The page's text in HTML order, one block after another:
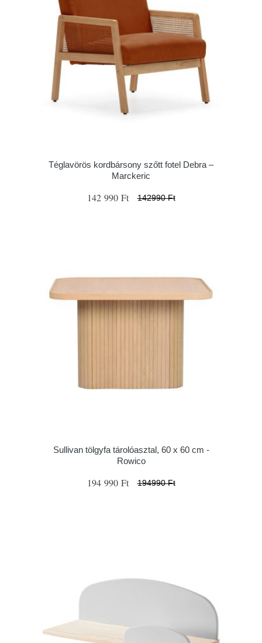
Téglavörös kordbársony szőtt fotel Debra –
Marckeric
142 990 Ft 142990 Ft
Sullivan tölgyfa tárolóasztal, 60 x 60 cm -
Rowico
194 990 Ft 194990 Ft